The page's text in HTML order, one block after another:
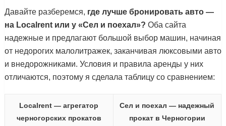
Давайте разберемся, где лучше бронировать авто —
на Localrent или у «Сел и поехал»? Оба сайта
надежные и предлагают большой выбор машин, начиная
от недорогих малолитражек, заканчивая люксовыми авто
и внедорожниками. Условия и правила аренды у них
отличаются, поэтому я сделала таблицу со сравнением:
Localrent — агрегатор
черногорских прокатов
Сел и поехал — надежный
прокат в Черногории